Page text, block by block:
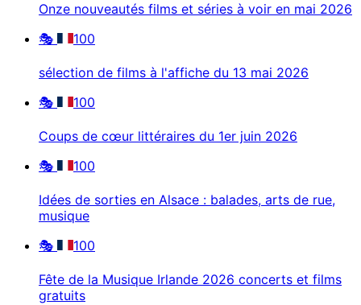
Onze nouveautés films et séries à voir en mai 2026
🎭
100
sélection de films à l'affiche du 13 mai 2026
🎭
100
Coups de cœur littéraires du 1er juin 2026
🎭
100
Idées de sorties en Alsace : balades, arts de rue,
musique
🎭
100
Fête de la Musique Irlande 2026 concerts et films
gratuits